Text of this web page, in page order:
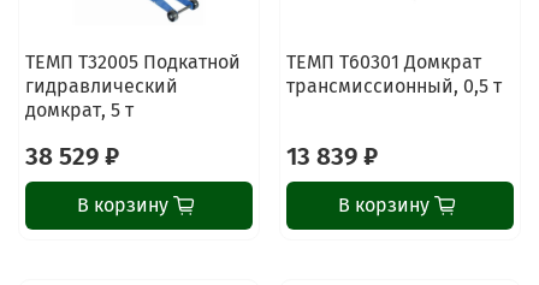
ТЕМП T32005 Подкатной
гидравлический
домкрат, 5 т
38 529 ₽
В корзину
ТЕМП Т60301 Домкрат
трансмиссионный, 0,5 т
13 839 ₽
В корзину